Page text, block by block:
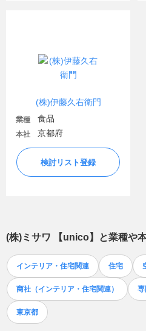
(株)伊藤久右衛門
業種 食品
本社 京都府
検討リスト登録
(株)ミサワ 【unico】 と業種や
インテリア・住宅関連 住宅
商社（インテリア・住宅関連） 専
東京都